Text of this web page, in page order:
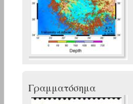
Γραμματόσημα